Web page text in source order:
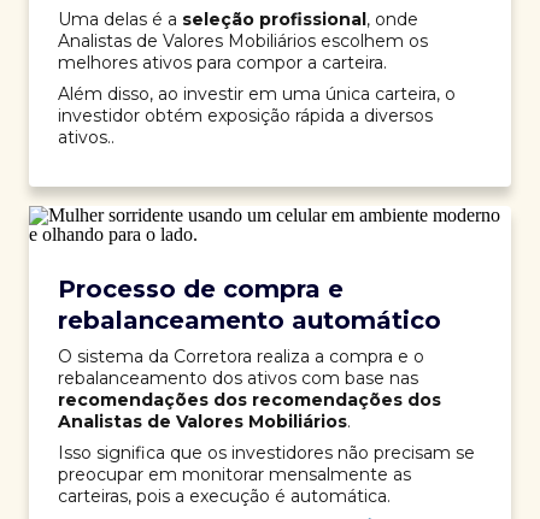
Uma delas é a seleção profissional, onde
Analistas de Valores Mobiliários escolhem os
melhores ativos para compor a carteira.
Além disso, ao investir em uma única carteira, o
investidor obtém exposição rápida a diversos
ativos..
Processo de compra e
rebalanceamento automático
O sistema da Corretora realiza a compra e o
rebalanceamento dos ativos com base nas
recomendações dos recomendações dos
Analistas de Valores Mobiliários.
Isso significa que os investidores não precisam se
preocupar em monitorar mensalmente as
carteiras, pois a execução é automática.